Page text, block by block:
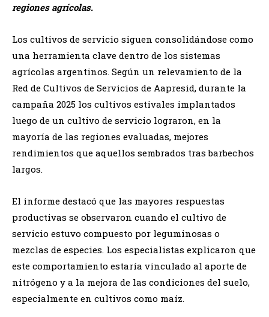
regiones agrícolas.
Los cultivos de servicio siguen consolidándose como
una herramienta clave dentro de los sistemas
agrícolas argentinos. Según un relevamiento de la
Red de Cultivos de Servicios de Aapresid, durante la
campaña 2025 los cultivos estivales implantados
luego de un cultivo de servicio lograron, en la
mayoría de las regiones evaluadas, mejores
rendimientos que aquellos sembrados tras barbechos
largos.
El informe destacó que las mayores respuestas
productivas se observaron cuando el cultivo de
servicio estuvo compuesto por leguminosas o
mezclas de especies. Los especialistas explicaron que
este comportamiento estaría vinculado al aporte de
nitrógeno y a la mejora de las condiciones del suelo,
especialmente en cultivos como maíz.